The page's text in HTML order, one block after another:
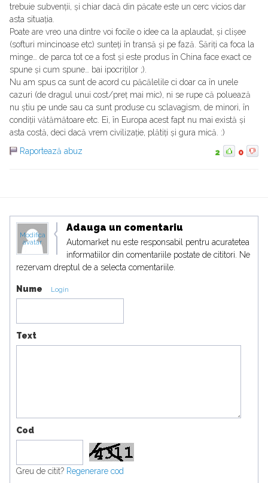
trebuie subvenții, și chiar dacă din păcate este un cerc vicios dar
asta situația.
Poate are vreo una dintre voi focile o idee ca la aplaudat, și clișee
(softuri mincinoase etc) sunteți în transă și pe fază. Săriți ca foca la
minge… de parca tot ce a fost și este produs în China face exact ce
spune și cum spune… bai ipocriților ;).
Nu am spus ca sunt de acord cu păcălelile ci doar ca în unele
cazuri (de dragul unui cost/preț mai mic), ni se rupe că poluează
nu știu pe unde sau ca sunt produse cu sclavagism, de minori, în
condiții vătămătoare etc. Ei, în Europa acest fapt nu mai există și
asta costă, deci dacă vrem civilizație, plătiți și gura mică. :)
Raportează abuz
2 0
Modifica
avatar
Adauga un comentariu
Automarket nu este responsabil pentru acuratetea
informatiilor din comentariile postate de cititori. Ne
rezervam dreptul de a selecta comentariile.
Nume Login
Text
Cod
Greu de citit? Regenerare cod